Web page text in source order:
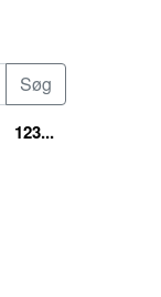
123...